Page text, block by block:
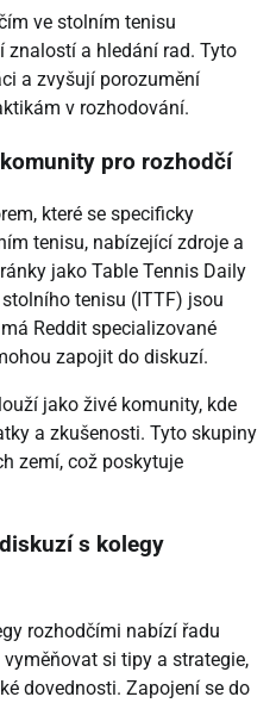
ve stolním tenisu
znalostí a hledání rad. Tyto
a zvyšují porozumění
v rozhodování.
pro rozhodčí
které se specificky
tenisu, nabízející zdroje a
jako Table Tennis Daily
tenisu (ITTF) jsou
Reddit specializované
zapojit do diskuzí.
jako živé komunity, kde
a zkušenosti. Tyto skupiny
zemí, což poskytuje
s kolegy
rozhodčími nabízí řadu
si tipy a strategie,
dovednosti. Zapojení se do